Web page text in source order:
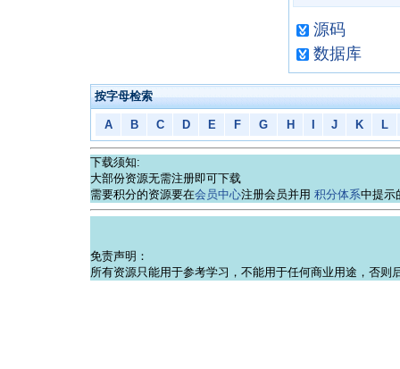
源码
数据库
按字母检索
A B C D E F G H J K L
下载须知:
大部份资源无需注册即可下载
需要积分的资源要在会员中心注册会员并用 积分体系中提示
免责声明：
所有资源只能用于参考学习，不能用于任何商业用途，否则